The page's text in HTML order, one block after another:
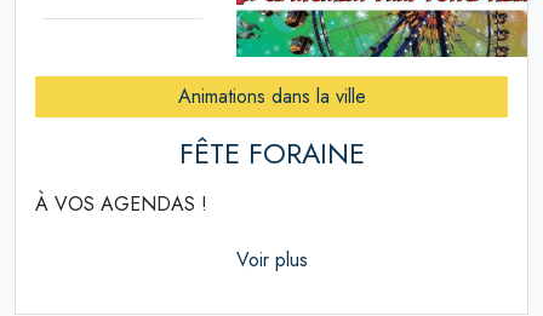
Animations dans la ville
FÊTE FORAINE
À VOS AGENDAS !
Voir plus